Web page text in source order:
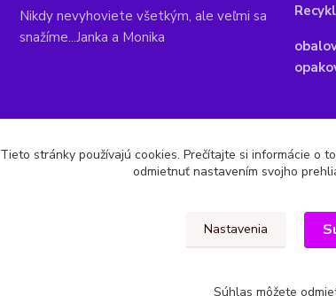
Nikdy nevyhoviete všetkým, ale veľmi sa
snažíme...Janka a Monika
Tieto stránky používajú cookies. Prečítajte si informácie o
odmietnuť nastavením svojho
Nastavenia
Súhlas môžete